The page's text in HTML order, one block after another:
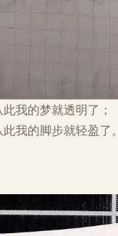
我的梦就透明了；
我的脚步就轻盈了。